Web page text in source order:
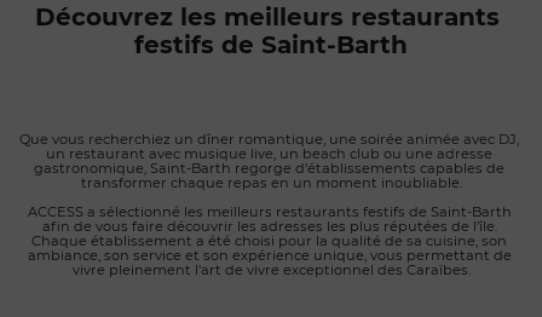
Découvrez les meilleurs restaurants
festifs de Saint-Barth
Que vous recherchiez un dîner romantique, une soirée animée avec DJ,
un restaurant avec musique live, un beach club ou une adresse
gastronomique, Saint-Barth regorge d'établissements capables de
transformer chaque repas en un moment inoubliable.
ACCESS a sélectionné les meilleurs restaurants festifs de Saint-Barth
afin de vous faire découvrir les adresses les plus réputées de l'île.
Chaque établissement a été choisi pour la qualité de sa cuisine, son
ambiance, son service et son expérience unique, vous permettant de
vivre pleinement l'art de vivre exceptionnel des Caraïbes.